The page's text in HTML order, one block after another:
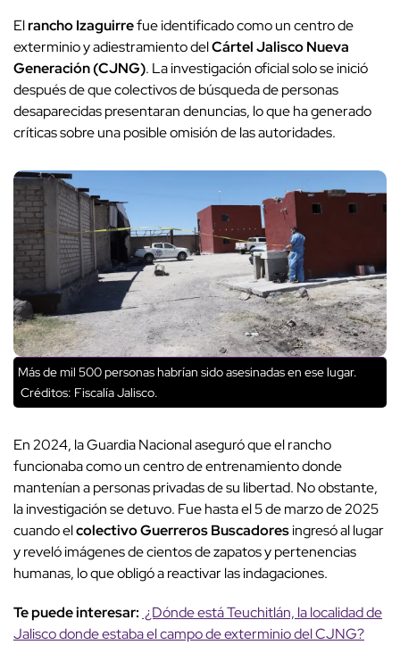
Elrancho Izaguirrefue identificado como un centro de
exterminio y adiestramiento delCártel Jalisco Nueva
Generación (CJNG). La investigación oficial solo se inició
después de que colectivos de búsqueda de personas
desaparecidas presentaran denuncias, lo que ha generado
críticas sobre una posible omisión de las autoridades.
Más de mil 500 personas habrían sido asesinadas en ese lugar.
Créditos: Fiscalía Jalisco.
En 2024, la Guardia Nacional aseguró que el rancho
funcionaba como un centro de entrenamiento donde
mantenían a personas privadas de su libertad. No obstante,
la investigación se detuvo. Fue hasta el 5 de marzo de 2025
cuando elcolectivo Guerreros Buscadoresingresó al lugar
y reveló imágenes de cientos de zapatos y pertenencias
humanas, lo que obligó a reactivar las indagaciones.
Te puede interesar: ¿Dónde está Teuchitlán, la localidad de
Jalisco donde estaba el campo de exterminio del CJNG?